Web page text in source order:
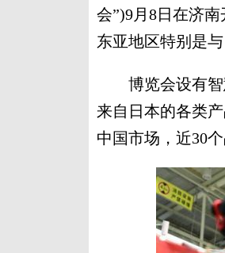
会”)9月8日在济
东亚地区特别是
博览会设有智
来自日本的各类
中国市场，近30